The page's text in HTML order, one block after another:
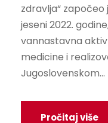
zdravlja“
jeseni 2022.
vannastavna
medicine i
Jugoslovenskom...
Pročitaj više